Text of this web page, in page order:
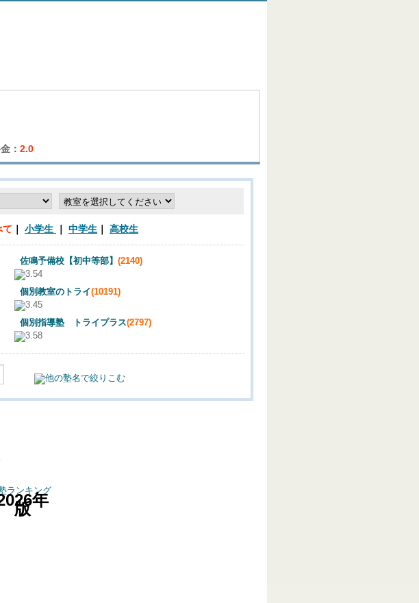
： 2.0
て 小学生 中学生 高校生
佐鳴予備校【初中等部】 (2140)
個別教室のトライ(10191)
個別指導塾 トライプラス(2797)
年
版